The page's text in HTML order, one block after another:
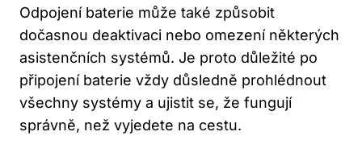
Odpojení baterie může také způsobit
dočasnou deaktivaci nebo omezení některých
asistenčních systémů. Je proto důležité po
připojení baterie vždy důsledně prohlédnout
všechny systémy a ujistit se, že fungují
správně, než vyjedete na cestu.